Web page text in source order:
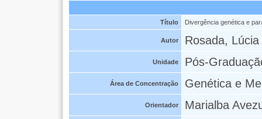
Título Divergência genética e
Autor Rosada,
Unidade Pós-
Área de Concentração Genética e
Orientador Marialba